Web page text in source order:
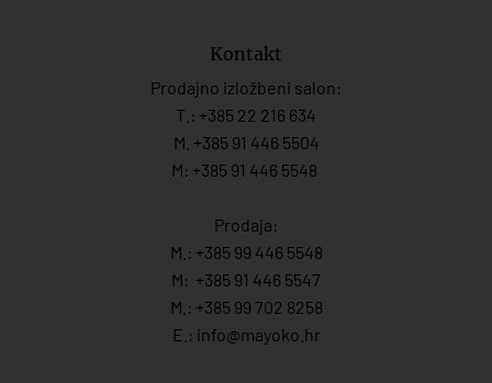
Kontakt
Prodajno izložbeni salon:
T.: +385 22 216 634
M. +385 91 446 5504
M: +385 91 446 5548
Prodaja:
M.: +385 99 446 5548
M: +385 91 446 5547
M.: +385 99 702 8258
E.: info@mayoko. hr